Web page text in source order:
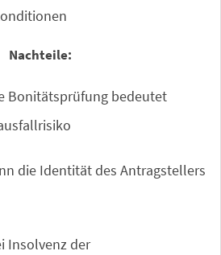
Nachteile:
Bonitätsprüfung bedeutet
die Identität des Antragstellers
Insolvenz der